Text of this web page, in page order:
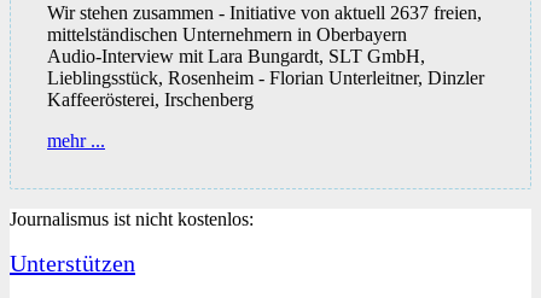
Wir stehen zusammen - Initiative von aktuell 2637 freien,
mittelständischen Unternehmern in Oberbayern
Audio-Interview mit Lara Bungardt, SLT GmbH,
Lieblingsstück, Rosenheim - Florian Unterleitner, Dinzler
Kaffeerösterei, Irschenberg
mehr ...
auf
Spiel
Journalismus ist nicht kostenlos:
Unterstützen